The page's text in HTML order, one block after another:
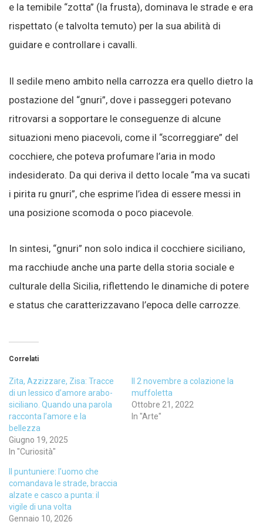
e la temibile “zotta” (la frusta), dominava le strade e era
rispettato (e talvolta temuto) per la sua abilità di
guidare e controllare i cavalli.
Il sedile meno ambito nella carrozza era quello dietro la
postazione del “gnuri”, dove i passeggeri potevano
ritrovarsi a sopportare le conseguenze di alcune
situazioni meno piacevoli, come il “scorreggiare” del
cocchiere, che poteva profumare l’aria in modo
indesiderato. Da qui deriva il detto locale “ma va sucati
i pirita ru gnuri”, che esprime l’idea di essere messi in
una posizione scomoda o poco piacevole.
In sintesi, “gnuri” non solo indica il cocchiere siciliano,
ma racchiude anche una parte della storia sociale e
culturale della Sicilia, riflettendo le dinamiche di potere
e status che caratterizzavano l’epoca delle carrozze.
Correlati
Zita, Azzizzare, Zisa: Tracce
di un lessico d’amore arabo-
siciliano. Quando una parola
racconta l’amore e la
bellezza
Giugno 19, 2025
In "Curiosità"
Il 2 novembre a colazione la
muffoletta
Ottobre 21, 2022
In "Arte"
Il puntuniere: l’uomo che
comandava le strade, braccia
alzate e casco a punta: il
vigile di una volta
Gennaio 10, 2026